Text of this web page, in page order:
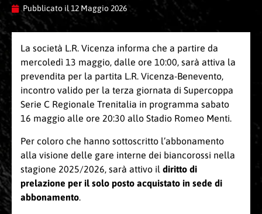
Pubblicato il12 Maggio 2026
La società L.R. Vicenza informa che a partire da
mercoledì 13 maggio, dalle ore 10:00, sarà attiva la
prevendita per la partita L.R. Vicenza-Benevento,
incontro valido per la terza giornata di Supercoppa
Serie C Regionale Trenitalia in programma sabato
16 maggio alle ore 20:30 allo Stadio Romeo Menti.
Per coloro che hanno sottoscritto l’abbonamento
alla visione delle gare interne dei biancorossi nella
stagione 2025/2026, sarà attivo il diritto di
prelazione per il solo posto acquistato in sede di
abbonamento.